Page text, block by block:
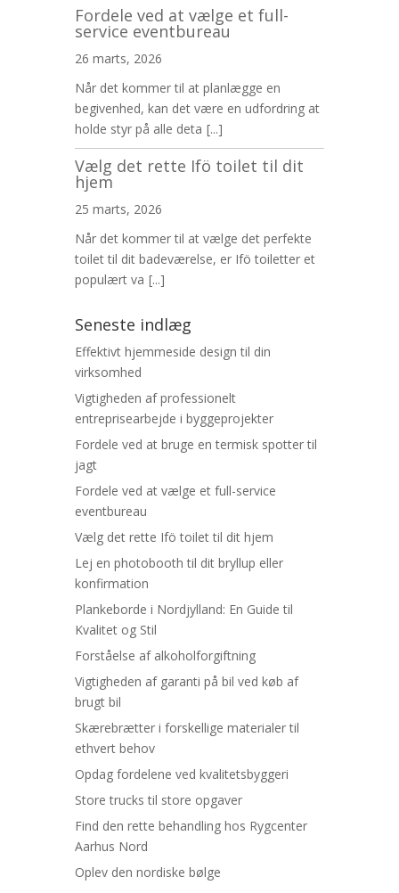
Fordele ved at vælge et full-
service eventbureau
26 marts, 2026
Når det kommer til at planlægge en
begivenhed, kan det være en udfordring at
holde styr på alle deta [...]
Vælg det rette Ifö toilet til dit
hjem
25 marts, 2026
Når det kommer til at vælge det perfekte
toilet til dit badeværelse, er Ifö toiletter et
populært va [...]
Seneste indlæg
Effektivt hjemmeside design til din
virksomhed
Vigtigheden af professionelt
entreprisearbejde i byggeprojekter
Fordele ved at bruge en termisk spotter til
jagt
Fordele ved at vælge et full-service
eventbureau
Vælg det rette Ifö toilet til dit hjem
Lej en photobooth til dit bryllup eller
konfirmation
Plankeborde i Nordjylland: En Guide til
Kvalitet og Stil
Forståelse af alkoholforgiftning
Vigtigheden af garanti på bil ved køb af
brugt bil
Skærebrætter i forskellige materialer til
ethvert behov
Opdag fordelene ved kvalitetsbyggeri
Store trucks til store opgaver
Find den rette behandling hos Rygcenter
Aarhus Nord
Oplev den nordiske bølge